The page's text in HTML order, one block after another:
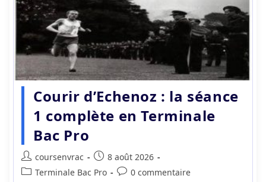
Courir d’Echenoz : la séance
1 complète en Terminale
Bac Pro
Auteur/autrice
de
coursenvrac
Publication
publiée :
8 août 2026
PostTerminale Bac Pro
Commentaires
0 commentaire